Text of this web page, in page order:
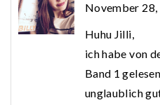
November 28,
Huhu Jilli,
ich habe von
Band 1
unglaublich